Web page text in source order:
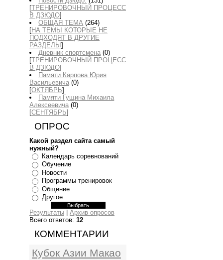
[ТРЕНИРОВОЧНЫЙ ПРОЦЕСС
В ДЗЮДО]
ОБЩАЯ ТЕМА (264)
[НА ТЕМЫ КОТОРЫЕ НЕ
ПОДХОДЯТ В ДРУГИЕ
РАЗДЕЛЫ ]
Дневник спортсмена (0)
[ТРЕНИРОВОЧНЫЙ ПРОЦЕСС
В ДЗЮДО]
Памяти Карпова Юрия
Васильевича (0)
[ОКТЯБРЬ]
Памяти Гущина Михаила
Алексеевича (0)
[СЕНТЯБРЬ]
ОПРОС
Какой раздел сайта самый
нужный?
Календарь соревнований
Обучение
Новости
Программы тренировок
Общение
Другое
Результаты
Архив опросов
Всего ответов: 12
КОММЕНТАРИИ
Кубок Азии Макао